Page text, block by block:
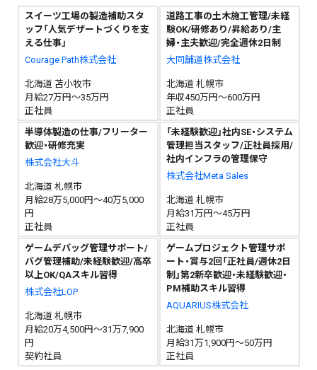
スイーツ工場の製造補助スタ
ッフ「人気デザートづくりを支
える仕事」
Courage Path株式会社
北海道 苫小牧市
月給27万円～35万円
正社員
道路工事の土木施工管理/未経
験OK/研修あり/昇給あり/主
婦・主夫歓迎/完全週休2日制
大同舗道株式会社
北海道 札幌市
年収450万円～600万円
正社員
半導体製造の仕事/フリーター
歓迎・研修充実
株式会社大斗
北海道 札幌市
月給28万5,000円～40万5,000
円
正社員
「未経験歓迎」社内SE・システム
管理担当スタッフ/正社員採用/
社内インフラの管理保守
株式会社Meta Sales
北海道 札幌市
月給31万円～45万円
正社員
ゲームデバッグ管理サポート/
バグ管理補助/未経験歓迎/高卒
以上OK/QAスキル習得
株式会社LOP
北海道 札幌市
月給20万4,500円～31万7,900
円
契約社員
ゲームプロジェクト管理サポ
ート・賞与2回「正社員/週休2日
制」第2新卒歓迎・未経験歓迎・
PM補助スキル習得
AQUARIUS株式会社
北海道 札幌市
月給31万1,900円～50万円
正社員